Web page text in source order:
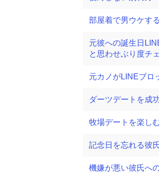
部屋着で男ウケす
元彼への誕生日
と思わせぶり度チ
元カノがLINEブロ
ダーツデートを成
牧場デートを楽し
記念日を忘れる彼
機嫌が悪い彼氏へ